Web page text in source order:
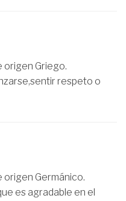
origen Griego.
respeto o
origen Germánico.
es agradable en el